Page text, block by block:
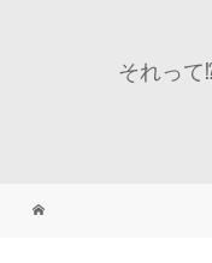
それっ